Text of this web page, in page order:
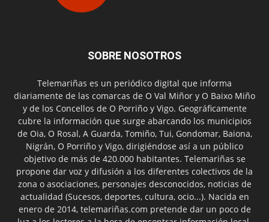
SOBRE NOSOTROS
Telemariñas es un periódico digital que informa
diariamente de las comarcas de O Val Miñor y O Baixo Miño
y de los Concellos de O Porriño y Vigo. Geográficamente
cubre la información que surge abarcando los municipios
de Oia, O Rosal, A Guarda, Tomiño, Tui, Gondomar, Baiona,
Nigrán, O Porriño y Vigo, dirigiéndose así a un público
objetivo de más de 420.000 habitantes. Telemariñas se
propone dar voz y difusión a los diferentes colectivos de la
zona o asociaciones, personajes desconocidos, noticias de
actualidad (Sucesos, deportes, cultura, ocio...). Nacida en
enero de 2014, telemariñas.com pretende dar un poco de